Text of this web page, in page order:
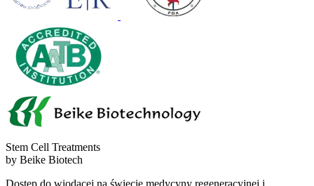
Stem Cell Treatments
by Beike Biotech
Dostęp do wiodącej na świecie medycyny regeneracyjnej i